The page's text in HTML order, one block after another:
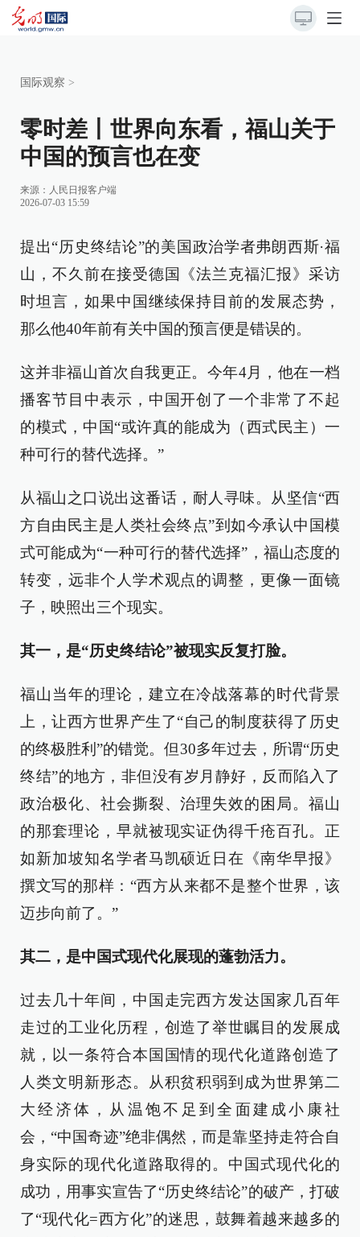
国际观察 >
零时差丨世界向东看，福山关于
中国的预言也在变
来源： 人民日报客户端
2026-07-03 15:59
提出“历史终结论”的美国政治学者弗朗西斯·福
山，不久前在接受德国《法兰克福汇报》采访
时坦言，如果中国继续保持目前的发展态势，
那么他40年前有关中国的预言便是错误的。
这并非福山首次自我更正。今年4月，他在一档
播客节目中表示，中国开创了一个非常了不起
的模式，中国“或许真的能成为（西式民主）一
种可行的替代选择。”
从福山之口说出这番话，耐人寻味。从坚信“西
方自由民主是人类社会终点”到如今承认中国模
式可能成为“一种可行的替代选择”，福山态度的
转变，远非个人学术观点的调整，更像一面镜
子，映照出三个现实。
其一，是“历史终结论”被现实反复打脸。
福山当年的理论，建立在冷战落幕的时代背景
上，让西方世界产生了“自己的制度获得了历史
的终极胜利”的错觉。但30多年过去，所谓“历史
终结”的地方，非但没有岁月静好，反而陷入了
政治极化、社会撕裂、治理失效的困局。福山
的那套理论，早就被现实证伪得千疮百孔。正
如新加坡知名学者马凯硕近日在《南华早报》
撰文写的那样：“西方从来都不是整个世界，该
迈步向前了。”
其二，是中国式现代化展现的蓬勃活力。
过去几十年间，中国走完西方发达国家几百年
走过的工业化历程，创造了举世瞩目的发展成
就，以一条符合本国国情的现代化道路创造了
人类文明新形态。从积贫积弱到成为世界第二
大经济体，从温饱不足到全面建成小康社
会，“中国奇迹”绝非偶然，而是靠坚持走符合自
身实际的现代化道路取得的。中国式现代化的
成功，用事实宣告了“历史终结论”的破产，打破
了“现代化=西方化”的迷思，鼓舞着越来越多的